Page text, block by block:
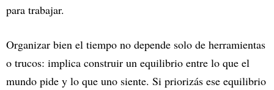
para trabajar.
Organizar bien el tiempo no depende solo de herramientas
o trucos: implica construir un equilibrio entre lo que el
mundo pide y lo que uno siente. Si priorizás ese equilibrio